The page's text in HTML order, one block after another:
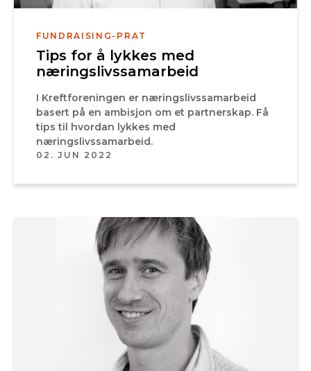
FUNDRAISING-PRAT
Tips for å lykkes med
næringslivssamarbeid
I Kreftforeningen er næringslivssamarbeid
basert på en ambisjon om et partnerskap. Få
tips til hvordan lykkes med
næringslivssamarbeid.
02. JUN 2022